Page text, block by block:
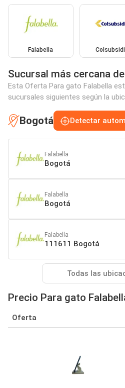
Falabella
Sucursal más cercana
Esta Oferta Para gato Falabella
sucursales siguientes según la
Bogotá Detectar
Falabella
Bogotá
Falabella
Bogotá
Falabella
111611 Bogotá
Todas las
Precio Para gato
Oferta